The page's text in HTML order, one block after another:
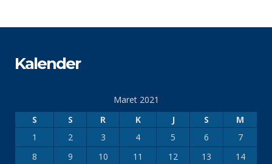
Kalender
Maret 2021
S
S R K J S
M
1
2 3 4 5 6
7
8
9 10 11 12 13
14